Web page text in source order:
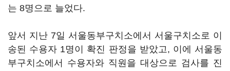
는 8명으로 늘었다.
앞서 지난 7일 서울동부구치소에서 서울구치소로 이
송된 수용자 1명이 확진 판정을 받았고, 이에 서울동
부구치소에서 수용자와 직원을 대상으로 검사를 진